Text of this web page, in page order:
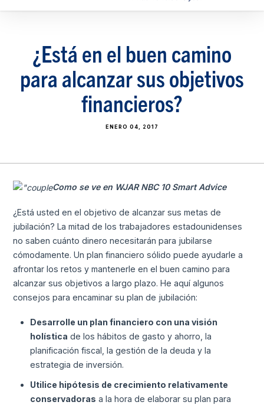
¿Está en el buen camino
para alcanzar sus objetivos
financieros?
ENERO 04, 2017
Como se ve en WJAR NBC 10 Smart Advice
¿Está usted en el objetivo de alcanzar sus metas de
jubilación? La mitad de los trabajadores estadounidenses
no saben cuánto dinero necesitarán para jubilarse
cómodamente. Un plan financiero sólido puede ayudarle a
afrontar los retos y mantenerle en el buen camino para
alcanzar sus objetivos a largo plazo. He aquí algunos
consejos para encaminar su plan de jubilación:
Desarrolle un plan financiero con una visión
holística de los hábitos de gasto y ahorro, la
planificación fiscal, la gestión de la deuda y la
estrategia de inversión.
Utilice hipótesis de crecimiento relativamente
conservadoras a la hora de elaborar su plan para